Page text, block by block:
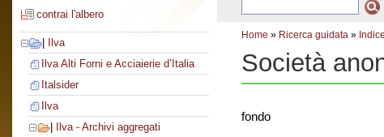
contrai l'albero
Ilva
Ilva Alti Forni e Acciaierie d’Italia
Italsider
Ilva
Ilva - Archivi aggregati
Home » Ricerca guidata »
Società
fondo